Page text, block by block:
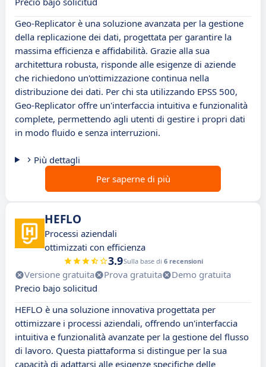
Geo-Replicator è una soluzione avanzata per la gestione
della replicazione dei dati, progettata per garantire la
massima efficienza e affidabilità. Grazie alla sua
architettura robusta, risponde alle esigenze di aziende
che richiedono un'ottimizzazione continua nella
distribuzione dei dati. Per chi sta utilizzando EPSS 500,
Geo-Replicator offre un'interfaccia intuitiva e funzionalità
complete, permettendo agli utenti di gestire i propri dati
in modo fluido e senza interruzioni.
Più dettagli
Per saperne di più
HEFLO
Processi aziendali
ottimizzati con efficienza
3.9Sulla base di 6 recensioni
Versione gratuita Prova gratuita
Demo gratuita
Precio bajo solicitud
HEFLO è una soluzione innovativa progettata per
ottimizzare i processi aziendali, offrendo un'interfaccia
intuitiva e funzionalità avanzate per la gestione del flusso
di lavoro. Questa piattaforma si distingue per la sua
capacità di adattarsi alle esigenze specifiche delle